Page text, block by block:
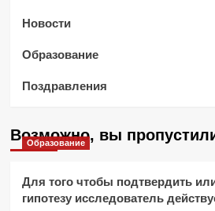
Новости
Образование
Поздравления
Возможно, вы
Образование
Для того чтобы подтвердить
гипотезу исследователь